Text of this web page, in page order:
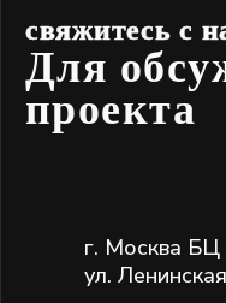
свяжитесь с
Для
проекта
г. Москва
ул.